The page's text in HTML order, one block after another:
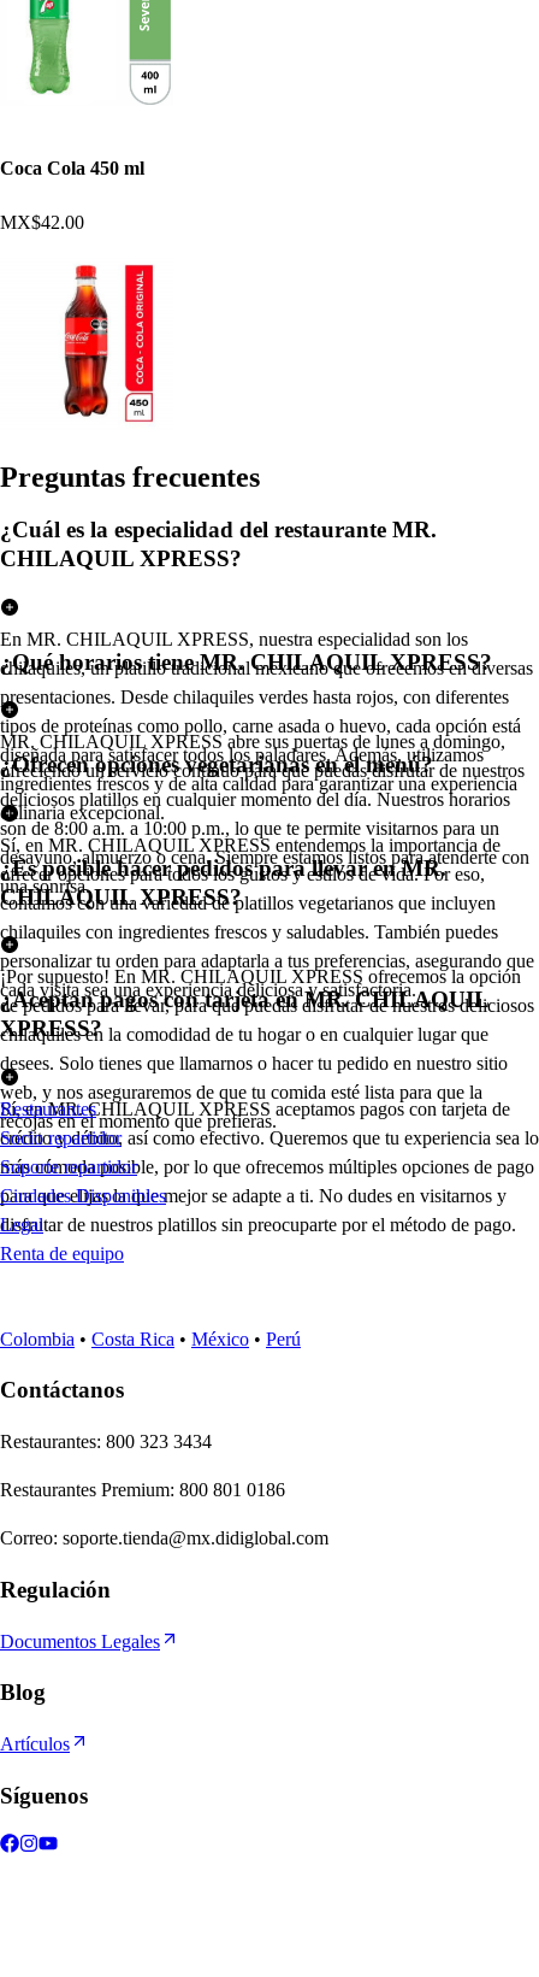
Coca Cola 450 ml
MX$42.00
Preguntas frecuentes
¿Cuál es la especialidad del restaurante MR.
CHILAQUIL XPRESS?
En MR. CHILAQUIL XPRESS, nuestra especialidad son los
chilaquiles, un platillo tradicional mexicano que ofrecemos en diversas
presentaciones. Desde chilaquiles verdes hasta rojos, con diferentes
tipos de proteínas como pollo, carne asada o huevo, cada opción está
diseñada para satisfacer todos los paladares. Además, utilizamos
ingredientes frescos y de alta calidad para garantizar una experiencia
culinaria excepcional.
¿Qué horarios tiene MR. CHILAQUIL XPRESS?
MR. CHILAQUIL XPRESS abre sus puertas de lunes a domingo,
ofreciendo un servicio continuo para que puedas disfrutar de nuestros
deliciosos platillos en cualquier momento del día. Nuestros horarios
son de 8:00 a.m. a 10:00 p.m., lo que te permite visitarnos para un
desayuno, almuerzo o cena. Siempre estamos listos para atenderte con
una sonrisa.
¿Ofrecen opciones vegetarianas en el menú?
Sí, en MR. CHILAQUIL XPRESS entendemos la importancia de
ofrecer opciones para todos los gustos y estilos de vida. Por eso,
contamos con una variedad de platillos vegetarianos que incluyen
chilaquiles con ingredientes frescos y saludables. También puedes
personalizar tu orden para adaptarla a tus preferencias, asegurando que
cada visita sea una experiencia deliciosa y satisfactoria.
¿Es posible hacer pedidos para llevar en MR.
CHILAQUIL XPRESS?
¡Por supuesto! En MR. CHILAQUIL XPRESS ofrecemos la opción
de pedidos para llevar, para que puedas disfrutar de nuestros deliciosos
chilaquiles en la comodidad de tu hogar o en cualquier lugar que
desees. Solo tienes que llamarnos o hacer tu pedido en nuestro sitio
web, y nos aseguraremos de que tu comida esté lista para que la
recojas en el momento que prefieras.
¿Aceptan pagos con tarjeta en MR. CHILAQUIL
XPRESS?
Sí, en MR. CHILAQUIL XPRESS aceptamos pagos con tarjeta de
crédito y débito, así como efectivo. Queremos que tu experiencia sea lo
más cómoda posible, por lo que ofrecemos múltiples opciones de pago
para que elijas la que mejor se adapte a ti. No dudes en visitarnos y
disfrutar de nuestros platillos sin preocuparte por el método de pago.
Restaurantes
Socio repartidor
Soporte repartidor
Ciudades Disponibles
Legal
Renta de equipo
Colombia • Costa Rica • México • Perú
Contáctanos
Restaurantes: 800 323 3434
Restaurantes Premium: 800 801 0186
Correo: soporte.tienda@mx.didiglobal.com
Regulación
Documentos Legales
Blog
Artículos
Síguenos